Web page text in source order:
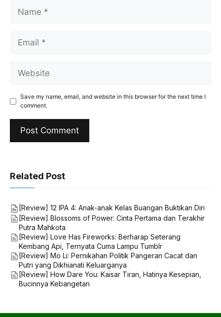
Name
Email
Website
Save my name, email, and website in this browser for the next time I
comment.
Related Post
[Review] 12 IPA 4: Anak-anak Kelas Buangan Buktikan Diri
[Review] Blossoms of Power: Cinta Pertama dan Terakhir
Putra Mahkota
[Review] Love Has Fireworks: Berharap Seterang
Kembang Api, Ternyata Cuma Lampu Tumblr
[Review] Mo Li: Pernikahan Politik Pangeran Cacat dan
Putri yang Dikhianati Keluarganya
[Review] How Dare You: Kaisar Tiran, Hatinya Kesepian,
Bucinnya Kebangetan